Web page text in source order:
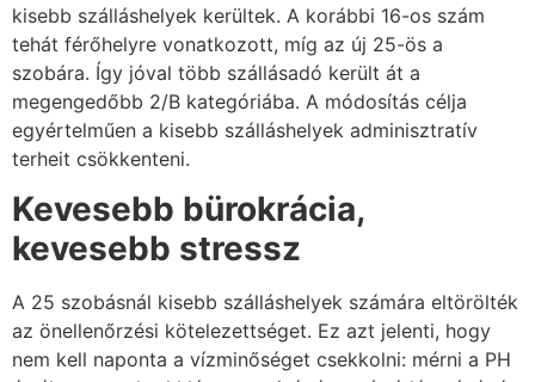
kisebb szálláshelyek kerültek. A korábbi 16-os szám
tehát férőhelyre vonatkozott, míg az új 25-ös a
szobára. Így jóval több szállásadó került át a
megengedőbb 2/B kategóriába. A módosítás célja
egyértelműen a kisebb szálláshelyek adminisztratív
terheit csökkenteni.
Kevesebb bürokrácia,
kevesebb stressz
A 25 szobásnál kisebb szálláshelyek számára eltörölték
az önellenőrzési kötelezettséget. Ez azt jelenti, hogy
nem kell naponta a vízminőséget csekkolni: mérni a PH